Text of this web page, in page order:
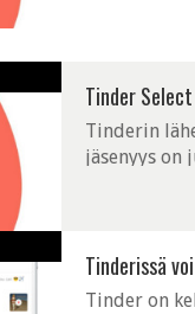
Tinder
Tinderin
jäsenyys on
Tinderissä
Tinder on